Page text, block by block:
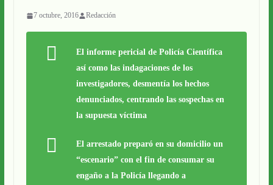
7 octubre, 2016 Redacción
El informe pericial de Policía Científica
así como las indagaciones de los
investigadores, desmentía los hechos
denunciados, centrando las sospechas en
la supuesta víctima
El arrestado preparó en su domicilio un
“escenario” con el fin de consumar su
engaño a la Policía llegando a